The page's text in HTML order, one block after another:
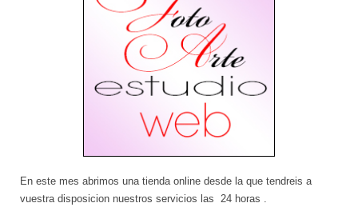
En este mes abrimos una tienda online desde la que tendreis a
vuestra disposicion nuestros servicios las 24 horas .